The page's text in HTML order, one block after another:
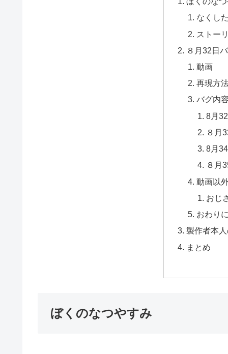
なくし
ストー
８月32日
動画
再現方
バグ内
8月
８月
8月
８月
動画以
おじ
おわり
製作者本
まとめ
ぼくのなつやすみ